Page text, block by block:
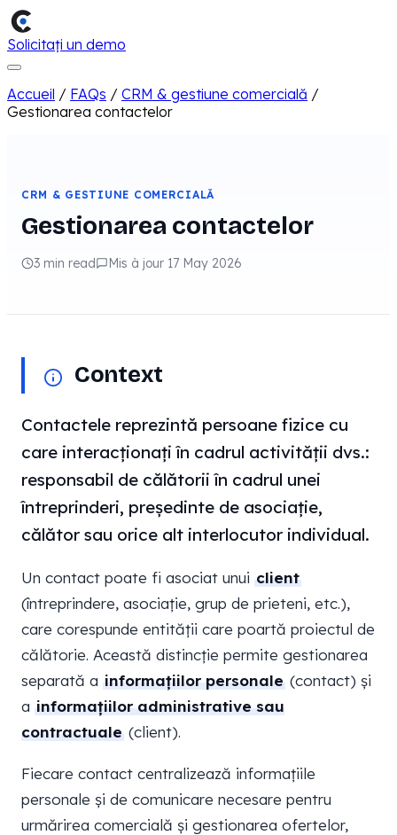
Solicitați un demo
Accueil / FAQs / CRM & gestiune comercială /
Gestionarea contactelor
CRM & GESTIUNE COMERCIALĂ
Gestionarea contactelor
3 min read Mis à jour 17 May 2026
Context
Contactele reprezintă persoane fizice cu
care interacționați în cadrul activității dvs.:
responsabil de călătorii în cadrul unei
întreprinderi, președinte de asociație,
călător sau orice alt interlocutor individual.
Un contact poate fi asociat unui client
(întreprindere, asociație, grup de prieteni, etc.),
care corespunde entității care poartă proiectul de
călătorie. Această distincție permite gestionarea
separată a informațiilor personale (contact) și
a informațiilor administrative sau
contractuale (client).
Fiecare contact centralizează informațiile
personale și de comunicare necesare pentru
urmărirea comercială și gestionarea ofertelor,